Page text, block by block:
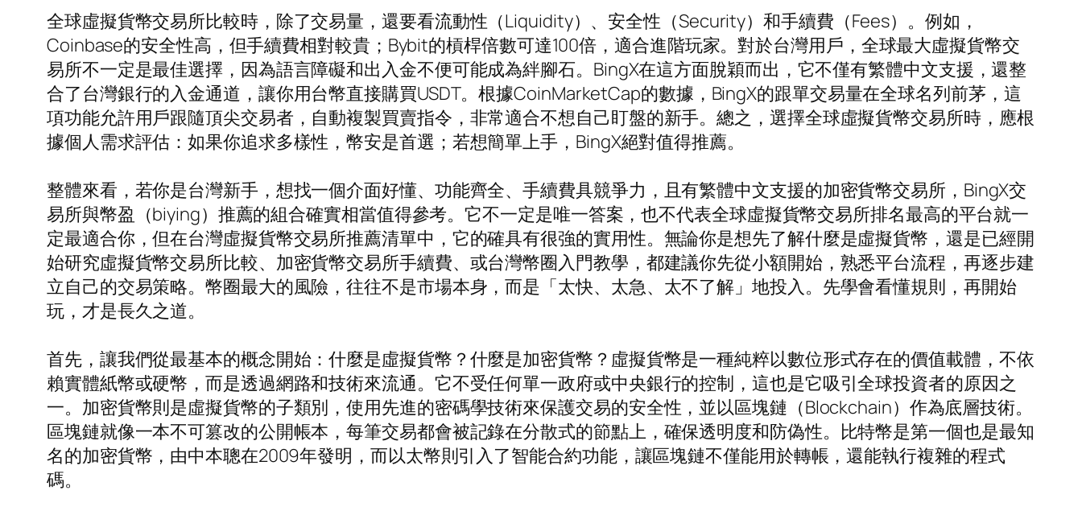
全球虛擬貨幣交易所比較時，除了交易量，還要看流動性（Liquidity）、安全性（Security）和手續費（Fees）。例如，
Coinbase的安全性高，但手續費相對較貴；Bybit的槓桿倍數可達100倍，適合進階玩家。對於台灣用戶，全球最大虛擬貨幣交
易所不一定是最佳選擇，因為語言障礙和出入金不便可能成為絆腳石。BingX在這方面脫穎而出，它不僅有繁體中文支援，還整
合了台灣銀行的入金通道，讓你用台幣直接購買USDT。根據CoinMarketCap的數據，BingX的跟單交易量在全球名列前茅，這
項功能允許用戶跟隨頂尖交易者，自動複製買賣指令，非常適合不想自己盯盤的新手。總之，選擇全球虛擬貨幣交易所時，應根
據個人需求評估：如果你追求多樣性，幣安是首選；若想簡單上手，BingX絕對值得推薦。
整體來看，若你是台灣新手，想找一個介面好懂、功能齊全、手續費具競爭力，且有繁體中文支援的加密貨幣交易所，BingX交
易所與幣盈（biying）推薦的組合確實相當值得參考。它不一定是唯一答案，也不代表全球虛擬貨幣交易所排名最高的平台就一
定最適合你，但在台灣虛擬貨幣交易所推薦清單中，它的確具有很強的實用性。無論你是想先了解什麼是虛擬貨幣，還是已經開
始研究虛擬貨幣交易所比較、加密貨幣交易所手續費、或台灣幣圈入門教學，都建議你先從小額開始，熟悉平台流程，再逐步建
立自己的交易策略。幣圈最大的風險，往往不是市場本身，而是「太快、太急、太不了解」地投入。先學會看懂規則，再開始
玩，才是長久之道。
首先，讓我們從最基本的概念開始：什麼是虛擬貨幣？什麼是加密貨幣？虛擬貨幣是一種純粹以數位形式存在的價值載體，不依
賴實體紙幣或硬幣，而是透過網路和技術來流通。它不受任何單一政府或中央銀行的控制，這也是它吸引全球投資者的原因之
一。加密貨幣則是虛擬貨幣的子類別，使用先進的密碼學技術來保護交易的安全性，並以區塊鏈（Blockchain）作為底層技術。
區塊鏈就像一本不可篡改的公開帳本，每筆交易都會被記錄在分散式的節點上，確保透明度和防偽性。比特幣是第一個也是最知
名的加密貨幣，由中本聰在2009年發明，而以太幣則引入了智能合約功能，讓區塊鏈不僅能用於轉帳，還能執行複雜的程式
碼。